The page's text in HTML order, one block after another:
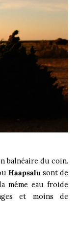
balnéaire du coin.
Haapsalu sont de
même eau froide
et moins de